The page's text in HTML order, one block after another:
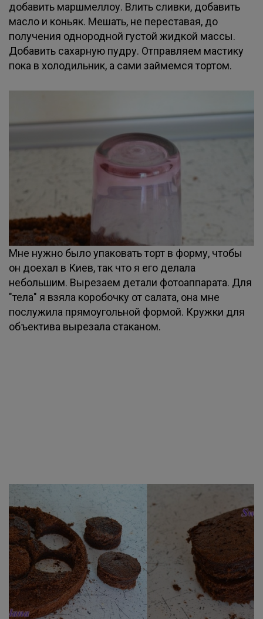
добавить маршмеллоу. Влить сливки, добавить
масло и коньяк. Мешать, не переставая, до
получения однородной густой жидкой массы.
Добавить сахарную пудру. Отправляем мастику
пока в холодильник, а сами займемся тортом.
Мне нужно было упаковать торт в форму, чтобы
он доехал в Киев, так что я его делала
небольшим. Вырезаем детали фотоаппарата. Для
"тела" я взяла коробочку от салата, она мне
послужила прямоугольной формой. Кружки для
объектива вырезала стаканом.